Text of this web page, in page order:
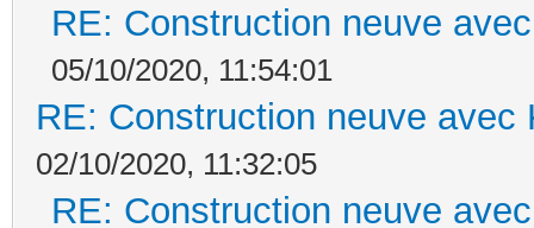
RE: Construction neuve
05/10/2020, 11:54:01
RE: Construction neuve avec
02/10/2020, 11:32:05
RE: Construction neuve